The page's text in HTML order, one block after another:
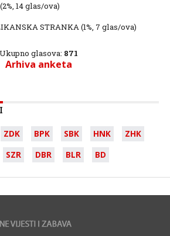
(2%, 14 glas/ova)
STRANKA(1%, 7 glas/ova)
Ukupno glasova: 871
Arhiva anketa
ZDK BPK SBK HNK
ZHK
SZR DBR BLR BD